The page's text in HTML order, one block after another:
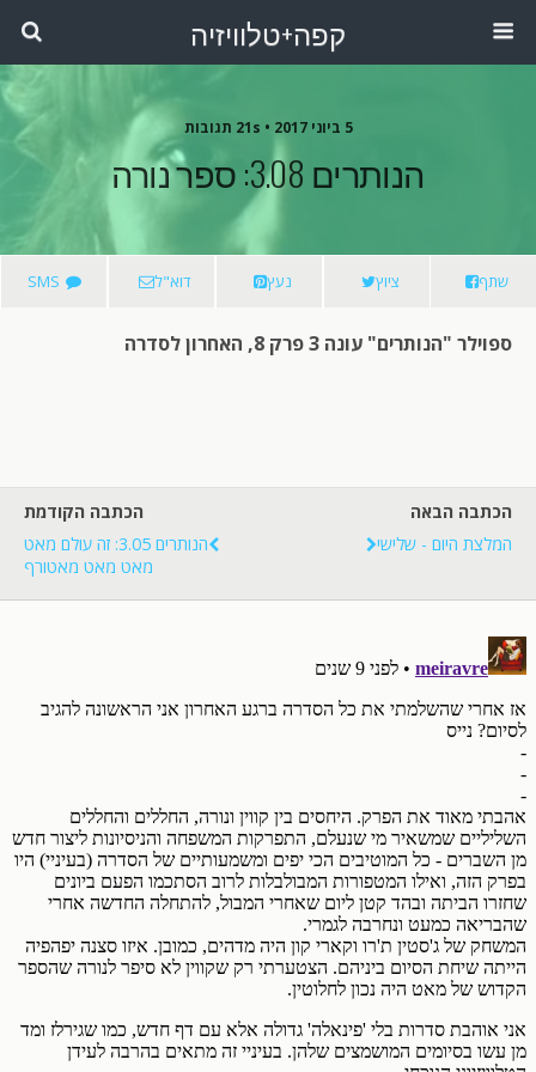
קפה+טלוויזיה
5 ביוני 2017 • 21s תגובות
הנותרים 3.08: ספר נורה
שתף ציוץ נעץ דוא"ל SMS
ספוילר "הנותרים" עונה 3 פרק 8, האחרון לסדרה
הכתבה הקודמת
הנותרים 3.05: זה עולם מאט
מאט מאט מאטורף
הכתבה הבאה
המלצת היום - שלישי